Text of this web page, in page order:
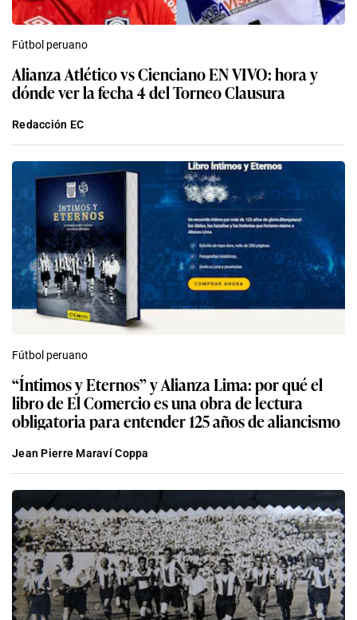
Fútbol peruano
Alianza Atlético vs Cienciano EN VIVO: hora y
dónde ver la fecha 4 del Torneo Clausura
Redacción EC
Fútbol peruano
“Íntimos y Eternos” y Alianza Lima: por qué el
libro de El Comercio es una obra de lectura
obligatoria para entender 125 años de aliancismo
Jean Pierre Maraví Coppa